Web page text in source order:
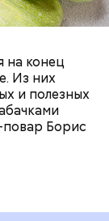
на конец
Из них
и полезных
Борис
рассказал,
используют